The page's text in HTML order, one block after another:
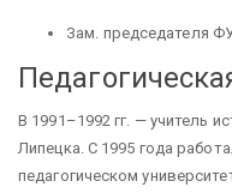
Зам. председателя
В 1991–1992 гг. — учитель
Липецка. С 1995 года
педагогическом